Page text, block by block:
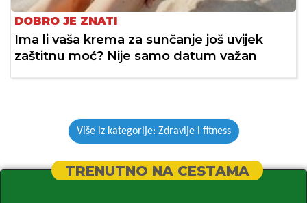
DOBRO JE ZNATI
Ima li vaša krema za sunčanje još uvijek
zaštitnu moć? Nije samo datum važan
Više iz kategorije: Zdravlje i fitness
TRENUTNO NA CESTAMA